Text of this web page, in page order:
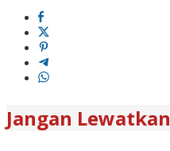
Jangan Lewatkan